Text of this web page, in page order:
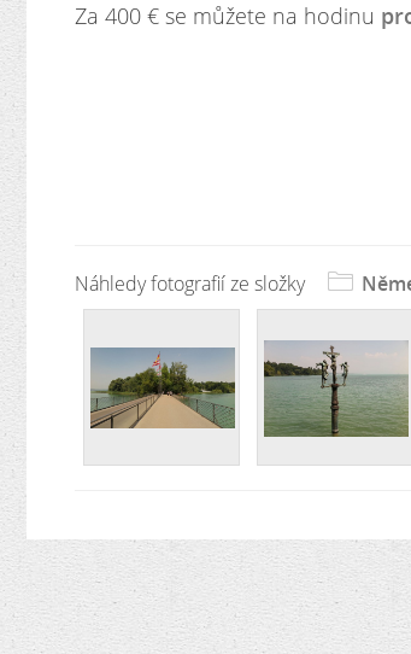
Za 400 € se můžete na hodinu
Náhledy fotografií ze složky